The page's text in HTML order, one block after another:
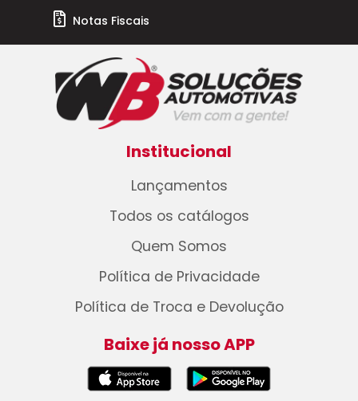
Notas Fiscais
Institucional
Lançamentos
Todos os catálogos
Quem Somos
Política de Privacidade
Política de Troca e Devolução
Baixe já nosso APP